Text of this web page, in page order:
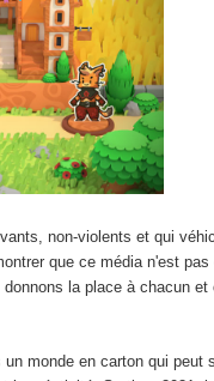
non-violents et qui
que ce média n'est pas
la place à chacun et
un monde en carton qui peut